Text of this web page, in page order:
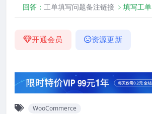
回答： 工单填写问题备注链接 ﹥填写工单
开通会员 资源更新
WooCommerce